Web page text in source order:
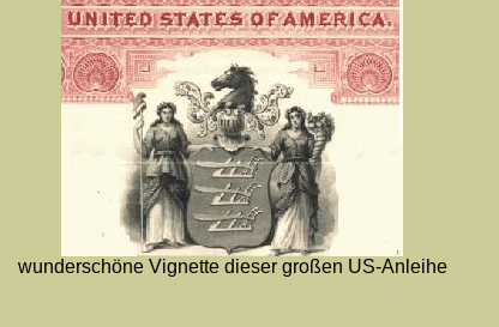
wunderschöne Vignette dieser großen US-Anleihe